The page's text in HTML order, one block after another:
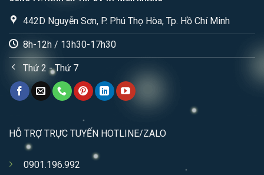
442D Nguyễn Sơn, P. Phú Thọ Hòa, Tp. Hồ Chí Minh
8h-12h / 13h30-17h30
Thứ 2 - Thứ 7
HỖ TRỢ TRỰC TUYẾN HOTLINE/ZALO
0901.196.992